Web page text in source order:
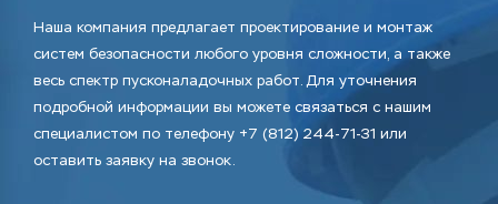
Наша компания предлагает проектирование и монтаж
систем безопасности любого уровня сложности, а также
весь спектр пусконаладочных работ. Для уточнения
подробной информации вы можете связаться с нашим
специалистом по телефону +7 (812) 244-71-31 или
оставить заявку на звонок.